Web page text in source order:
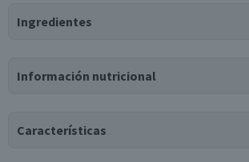
Ingredientes
láctico, extracto de levadura, sorbato de
Información nutricional
Características